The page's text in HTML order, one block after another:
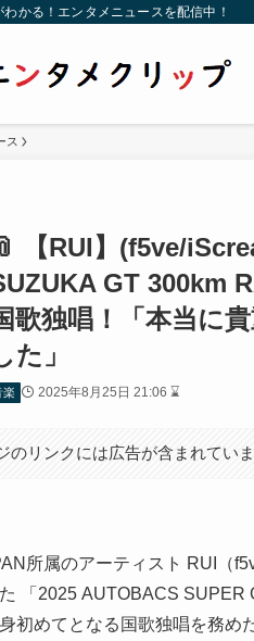
かる！エンタメニュースを配信中！
ス
【RUI】(f5ve/
GT 300km
歌独唱！「本当に
た」
楽 2025年8月25日 21:06 ⌛
のリンクには広告が含まれていま
所属のアーティスト RUI（
「2025 AUTOBACS
初めてとなる国歌独唱を務めた